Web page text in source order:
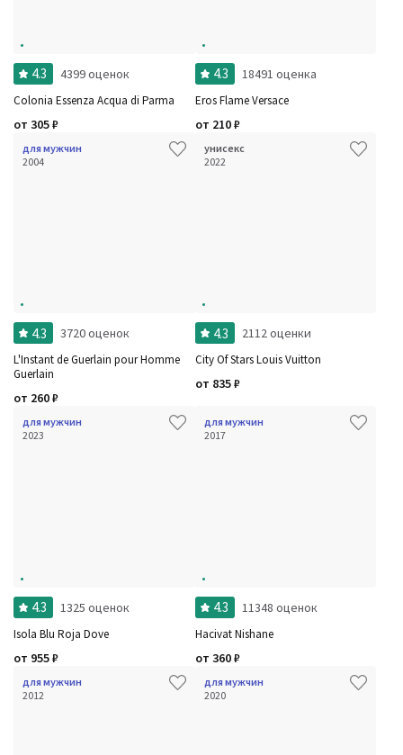
4.3 4399 оценок
Colonia Essenza Acqua di Parma
от 305₽
4.3 18491 оценка
Eros Flame Versace
от 210₽
для мужчин
2004
4.3 3720 оценок
L'Instant de Guerlain pour Homme
Guerlain
от 260₽
унисекс
2022
4.3 2112 оценки
City Of Stars Louis Vuitton
от 835₽
для мужчин
2023
4.3 1325 оценок
Isola Blu Roja Dove
от 955₽
для мужчин
2017
4.3 11348 оценок
Hacivat Nishane
от 360₽
для мужчин
2012
для мужчин
2020